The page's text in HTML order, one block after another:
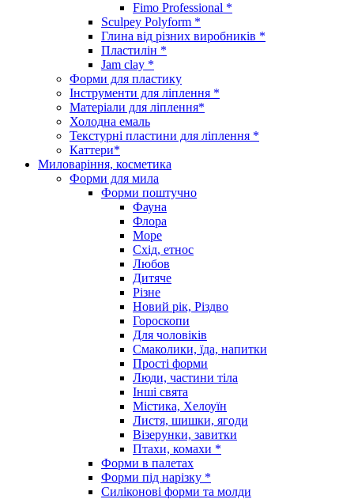
Fimo Professional *
Sculpey Polyform *
Глина від різних виробників *
Пластилін *
Jam clay *
Форми для пластику
Інструменти для ліплення *
Матеріали для ліплення*
Холодна емаль
Текстурні пластини для ліплення *
Каттери*
Миловаріння, косметика
Форми для мила
Форми поштучно
Фауна
Флора
Море
Схід, етнос
Любов
Дитяче
Різне
Новий рік, Різдво
Гороскопи
Для чоловіків
Смаколики, їда, напитки
Прості форми
Люди, частини тіла
Інші свята
Містика, Хелоуїн
Листя, шишки, ягоди
Візерунки, завитки
Птахи, комахи *
Форми в палетах
Форми під нарізку *
Силіконові форми та молди